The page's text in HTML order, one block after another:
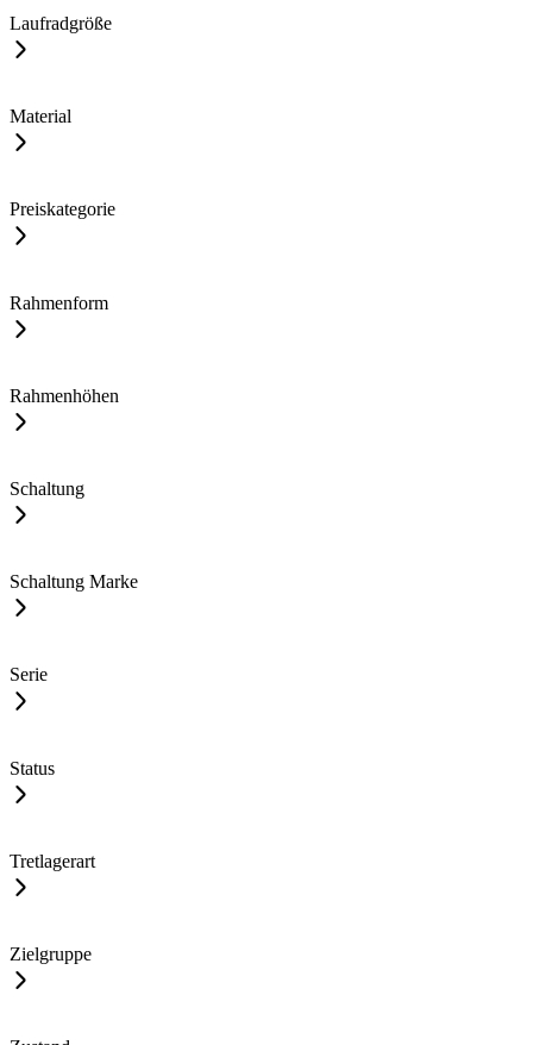
Laufradgröße
Material
Preiskategorie
Rahmenform
Rahmenhöhen
Schaltung
Schaltung Marke
Serie
Status
Tretlagerart
Zielgruppe